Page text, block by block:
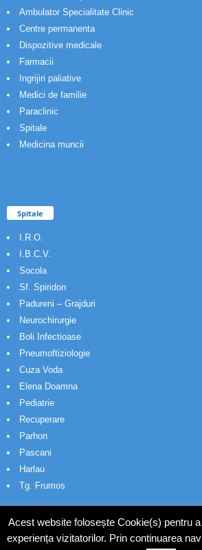
Ambulator Specialitate Clinic
Centre permanenta
Dispozitive medicale
Farmacii
Ingrijiri paliative
Medici de familie
Paraclinic
Spitale
Medicina muncii
Spitale
I.R.O.
I.B.C.V.
Socola
Sf. Spiridon
Padureni – Grajduri
Neurochirurgie
Boli Infectioase
Pneumoftiziologie
Cuza Voda
Elena Doamna
Pediatrie
Recuperare
Parhon
Pascani
Harlau
Tg. Frumos
Acest website folosește Cookie(s) pentru
experiența vizitatorilor. Prin continuarea